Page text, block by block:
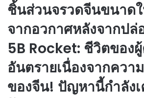
ชิ้นส่วนจรวดจีนขนาด
จากอวกาศหลังจากปล่
5B Rocket: ชีวิตของ
อันตรายเนื่องจากควา
ของจีน! ปัญหานี้กำลัง